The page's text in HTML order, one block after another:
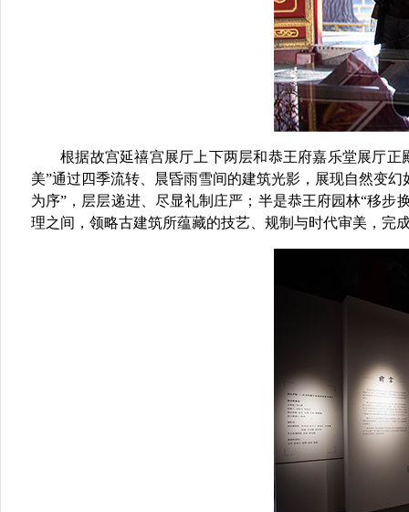
根据故宫延禧宫展厅上下两层和恭王府嘉乐堂展厅
美”通过四季流转、晨昏雨雪间的建筑光影，展现自然变
为序”，层层递进、尽显礼制庄严；半是恭王府园林“移
理之间，领略古建筑所蕴藏的技艺、规制与时代审美，完